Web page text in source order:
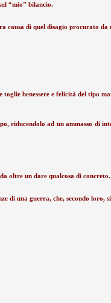
“mio” bilancio.
causa di quel disagio procurato
benessere e felicità del
riducendolo ad un ammasso di
oltre un dare qualcosa di concreto.
di una guerra, che, secondo